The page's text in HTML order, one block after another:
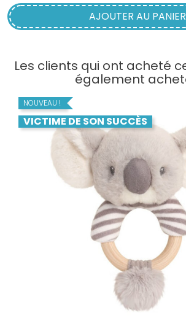
AJOUTER AU PANIER
Les clients qui ont acheté
également
NOUVEAU !
VICTIME DE SON SUCCÈS